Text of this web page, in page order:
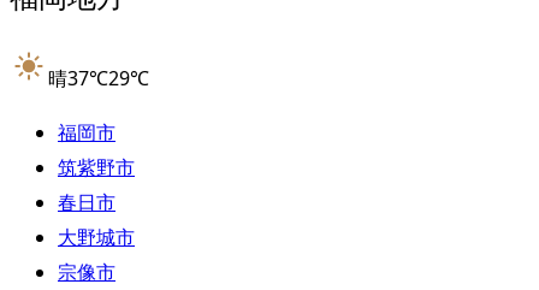
晴37℃29℃
福岡市
筑紫野市
春日市
大野城市
宗像市